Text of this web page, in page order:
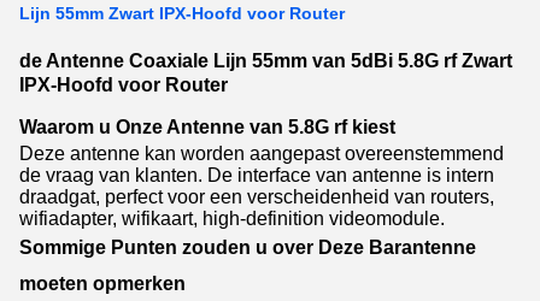
Lijn 55mm Zwart IPX-Hoofd voor Router
de Antenne Coaxiale Lijn 55mm van 5dBi 5.8G rf Zwart
IPX-Hoofd voor Router
Waarom u Onze Antenne van 5.8G rf kiest
Deze antenne kan worden aangepast overeenstemmend
de vraag van klanten. De interface van antenne is intern
draadgat, perfect voor een verscheidenheid van routers,
wifiadapter, wifikaart, high-definition videomodule.
Sommige Punten zouden u over Deze Barantenne
moeten opmerken